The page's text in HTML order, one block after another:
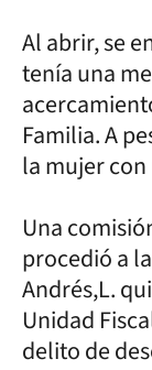
Al abrir, se
tenía una
Familia. A
la mujer
Una
procedió a
Andrés,L.
Unidad
delito de